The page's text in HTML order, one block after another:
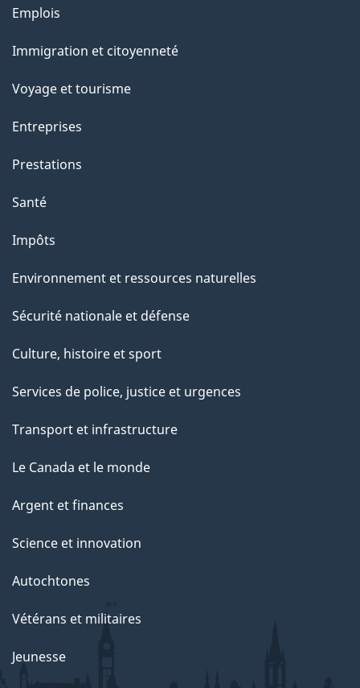
r
c
t
t
p
a
e
Thèmes
sujets
Emplois
Immigration et citoyenneté
Voyage et tourisme
Entreprises
Prestations
Santé
Impôts
Environnement et ressources naturelles
Sécurité nationale et défense
Culture, histoire et sport
Services de police, justice et urgences
Transport et infrastructure
Le Canada et le monde
Argent et finances
Science et innovation
Autochtones
Vétérans et militaires
Jeunesse